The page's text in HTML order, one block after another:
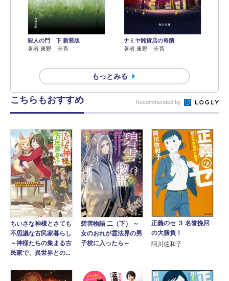
殺人の門 下 新装版
著者 東野 圭吾
ナミヤ雑貨店の奇蹟
著者 東野 圭吾
もっとみる
こちらもおすすめ Recommended by
ちいさな神様とさても
不思議な古民家暮らし
～神様たちの集まる古
民家で、異世界との...
碧雲物語 二（下） ～
女のおれが霊法界の男
子校に入ったら～
正義のセ ３ 名誉挽回
の大勝負！
阿川佐和子